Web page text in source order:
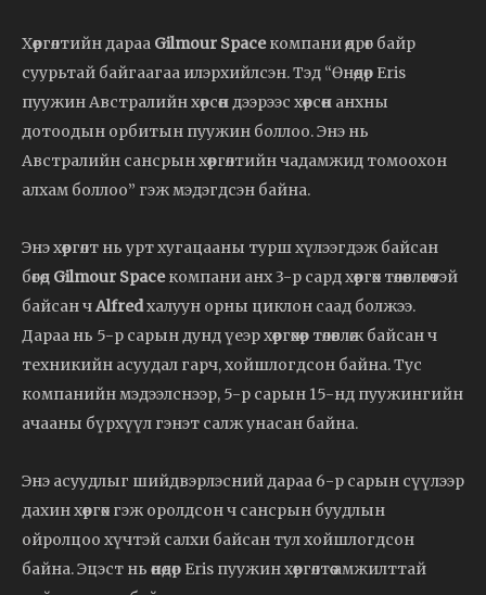
Хөөргөлтийн дараа Gilmour Spaceкомпани өөдрөг байр
суурьтай байгаагаа илэрхийлсэн. Тэд “Өнөөдөр Eris
пуужин Австралийн хөрсөн дээрээс хөөрсөн анхны
дотоодын орбитын пуужин боллоо. Энэ нь
Австралийн сансрын хөөргөлтийн чадамжид томоохон
алхам боллоо” гэж мэдэгдсэн байна.
Энэ хөөргөлт нь урт хугацааны турш хүлээгдэж байсан
бөгөөд Gilmour Spaceкомпани анх 3-р сард хөөргөх төлөвлөгөөтэй
байсан чAlfredхалуун орны циклон саад болжээ.
Дараа нь 5-р сарын дунд үеэр хөөргөхөөр төлөвлөж байсан ч
техникийн асуудал гарч, хойшлогдсон байна. Тус
компанийн мэдээлснээр, 5-р сарын 15-нд пуужингийн
ачааны бүрхүүл гэнэт салж унасан байна.
Энэ асуудлыг шийдвэрлэсний дараа 6-р сарын сүүлээр
дахин хөөргөх гэж оролдсон ч сансрын буудлын
ойролцоо хүчтэй салхи байсан тул хойшлогдсон
байна. Эцэст нь өнөөдөр Eris пуужин хөөргөлтөө амжилттай